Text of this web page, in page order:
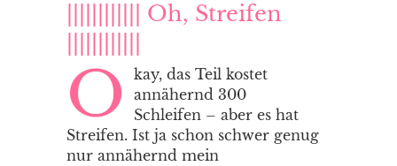
|||||||||||| Oh, Streifen
O
kay, das Teil kostet
annähernd 300
Schleifen – aber es hat
Streifen. Ist ja schon schwer genug
nur annähernd mein